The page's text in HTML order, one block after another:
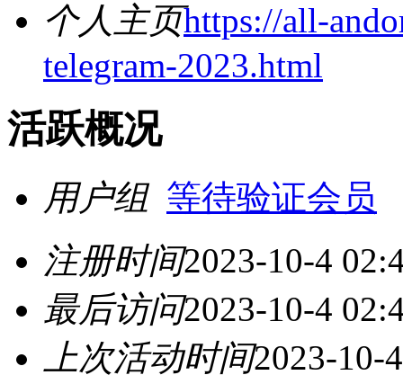
个人主页https://all-
telegram-2023.html
活跃概况
用户组 等待验证会员
注册时间2023-10-4
最后访问2023-10-4
上次活动时间2023-10-